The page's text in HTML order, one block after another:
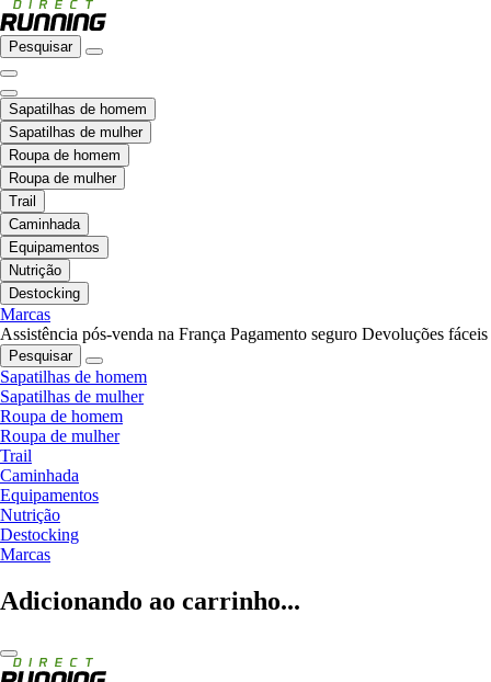
Pesquisar
Sapatilhas de homem
Sapatilhas de mulher
Roupa de homem
Roupa de mulher
Trail
Caminhada
Equipamentos
Nutrição
Destocking
Marcas
Assistência pós-venda na França Pagamento seguro Devoluções fáceis
Pesquisar
Sapatilhas de homem
Sapatilhas de mulher
Roupa de homem
Roupa de mulher
Trail
Caminhada
Equipamentos
Nutrição
Destocking
Marcas
Adicionando ao carrinho...